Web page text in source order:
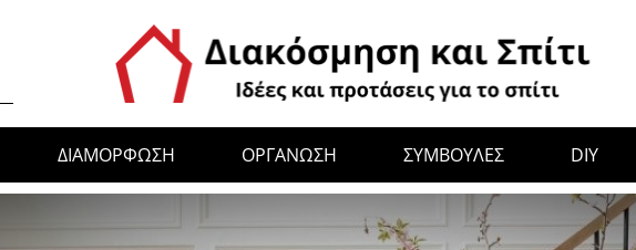
ΔΙΑΜΟΡΦΩΣΗ ΟΡΓΑΝΩΣΗ ΣΥΜΒΟΥΛΕΣ DIY